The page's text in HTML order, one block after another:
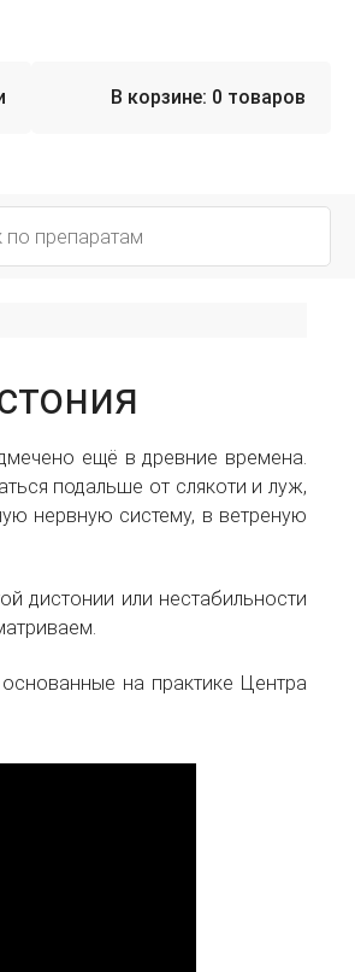
В корзине: 0 товаров
ещё в древние времена.
подальше от слякоти и луж,
нервную систему, в ветреную
дистонии или нестабильности
на практике Центра